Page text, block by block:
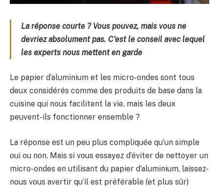
La réponse courte ? Vous pouvez, mais vous ne
devriez absolument pas. C’est le conseil avec lequel
les experts nous mettent en garde
Le papier d’aluminium et les micro-ondes sont tous
deux considérés comme des produits de base dans la
cuisine qui nous facilitent la vie, mais les deux
peuvent-ils fonctionner ensemble ?
La réponse est un peu plus compliquée qu’un simple
oui ou non. Mais si vous essayez d’éviter de nettoyer un
micro-ondes en utilisant du papier d’aluminium, laissez-
nous vous avertir qu’il est préférable (et plus sûr)